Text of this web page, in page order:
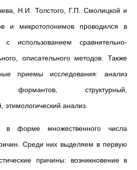
Н.И. Толстого, Г.П. Смолицкой и
и микротопонимов проводился в
с использованием сравнительно-
описательного методов. Также
приемы исследования: анализ
структурный,
этимологический анализ.
в форме множественного числа
Среди них выделяем в первую
причины: возникновение в